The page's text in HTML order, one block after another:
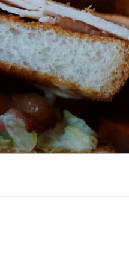
Zum
Inhalt
springen